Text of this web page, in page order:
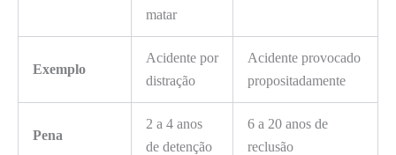
matar
Exemplo
Acidente por
distração
Acidente provocado
propositadamente
Pena
2 a 4 anos
de detenção
6 a 20 anos de
reclusão